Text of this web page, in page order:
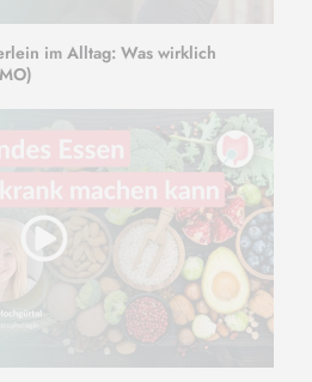
im Alltag: Was wirklich